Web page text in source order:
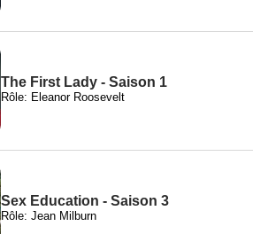
The First Lady - Saison 1
Rôle: Eleanor Roosevelt
Sex Education - Saison 3
Rôle: Jean Milburn